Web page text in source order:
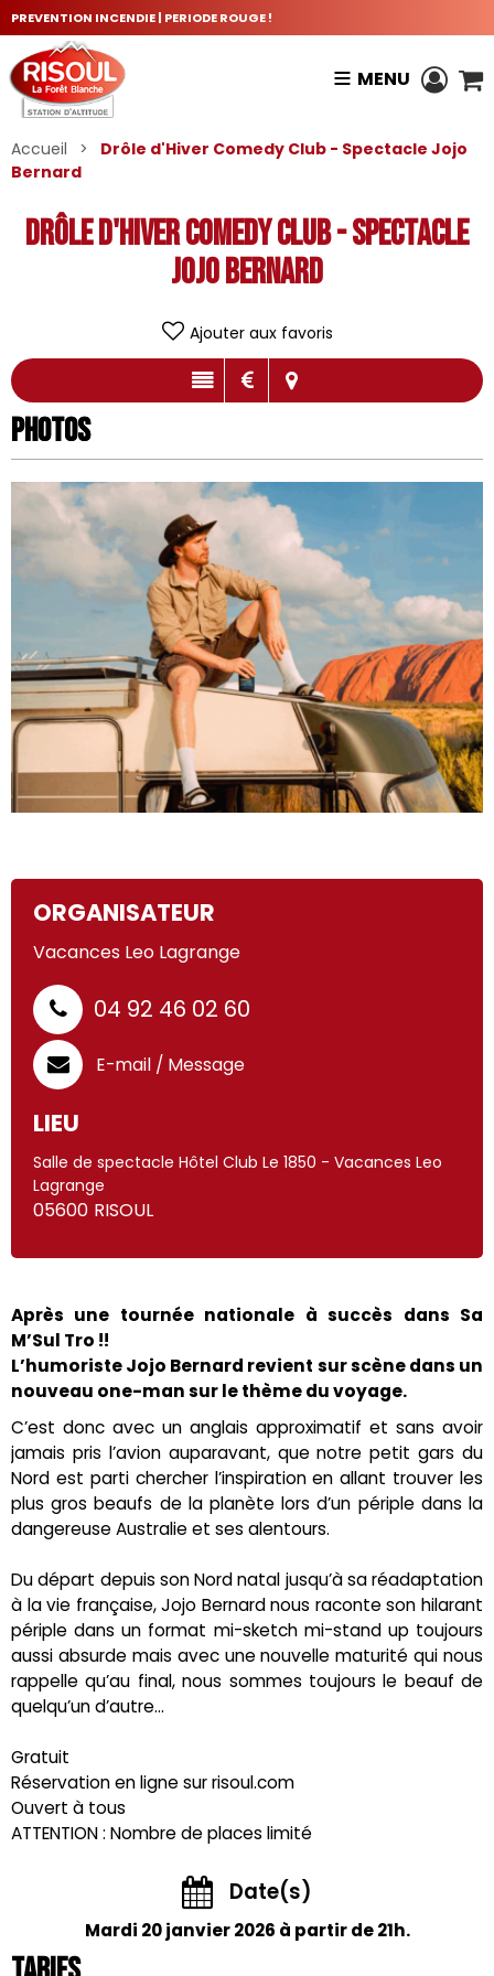
PREVENTION INCENDIE | PERIODE ROUGE !
MENU
Accueil >
Drôle d'Hiver Comedy Club - Spectacle Jojo
Bernard
Drôle d'Hiver Comedy Club - Spectacle
Jojo Bernard
Ajouter aux favoris
Photos
Photos
ORGANISATEUR
Vacances Leo Lagrange
04 92 46 02 60
E-mail / Message
LIEU
Salle de spectacle Hôtel Club Le 1850 - Vacances Leo
Lagrange
05600 RISOUL
Après une tournée nationale à succès dans Sa
M’Sul Tro !!
L’humoriste Jojo Bernard revient sur scène dans un
nouveau one-man sur le thème du voyage.
C’est donc avec un anglais approximatif et sans avoir
jamais pris l’avion auparavant, que notre petit gars du
Nord est parti chercher l’inspiration en allant trouver les
plus gros beaufs de la planète lors d’un périple dans la
dangereuse Australie et ses alentours.
Du départ depuis son Nord natal jusqu’à sa réadaptation
à la vie française, Jojo Bernard nous raconte son hilarant
périple dans un format mi-sketch mi-stand up toujours
aussi absurde mais avec une nouvelle maturité qui nous
rappelle qu’au final, nous sommes toujours le beauf de
quelqu’un d’autre…
Gratuit
Réservation en ligne sur risoul.com
Ouvert à tous
ATTENTION : Nombre de places limité
Date(s)
Mardi 20 janvier 2026 à partir de 21h.